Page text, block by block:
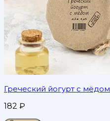
Греческий йогурт с мёдом
182 ₽